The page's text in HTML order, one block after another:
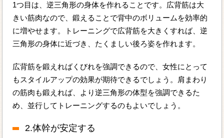
1つ目は、逆三角形の身体を作れることです。広背筋は大
きい筋肉なので、鍛えることで背中のボリュームを効率的
に増やせます。トレーニングで広背筋を大きくすれば、逆
三角形の身体に近づき、たくましい後ろ姿を作れます。
広背筋を鍛えればくびれを強調できるので、女性にとって
もスタイルアップの効果が期待できるでしょう。肩まわり
の筋肉も鍛えれば、より逆三角形の体型を強調できるた
め、並行してトレーニングするのもよいでしょう。
2.体幹が安定する